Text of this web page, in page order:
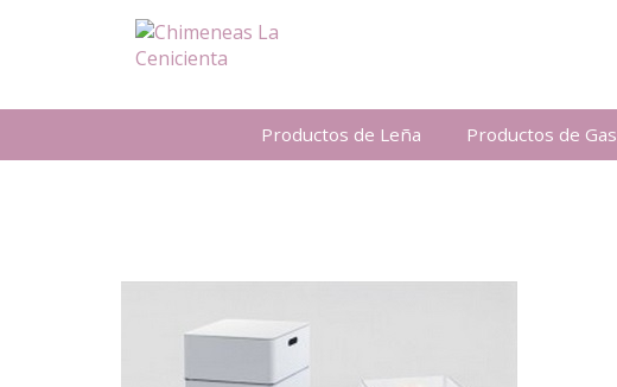
Productos de Leña Productos de Gas